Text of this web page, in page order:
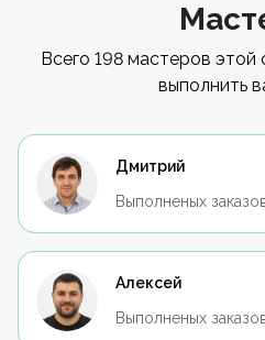
Всего 198 мастеров этой
выполнить
Дмитрий
Выполненых
Алексей
Выполненых